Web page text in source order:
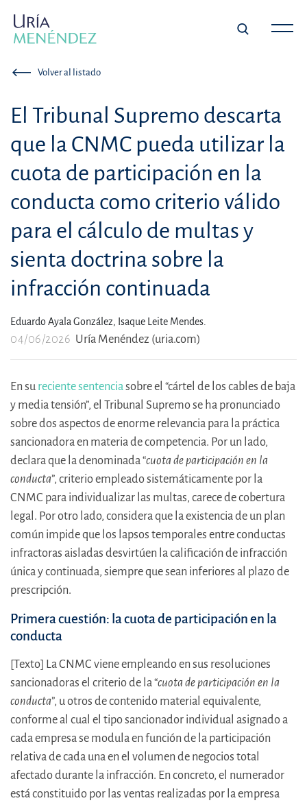
Volver al listado
El Tribunal Supremo descarta
que la CNMC pueda utilizar la
cuota de participación en la
conducta como criterio válido
para el cálculo de multas y
sienta doctrina sobre la
infracción continuada
Eduardo Ayala González, Isaque Leite Mendes.
04/06/2026 Uría Menéndez (uria.com)
En su reciente sentenciasobre el “cártel de los cables de baja
y media tensión”, el Tribunal Supremo se ha pronunciado
sobre dos aspectos de enorme relevancia para la práctica
sancionadora en materia de competencia. Por un lado,
declara que la denominada “cuota de participación en la
conducta”, criterio empleado sistemáticamente por la
CNMC para individualizar las multas, carece de cobertura
legal. Por otro lado, considera que la existencia de un plan
común impide que los lapsos temporales entre conductas
infractoras aisladas desvirtúen la calificación de infracción
única y continuada, siempre que sean inferiores al plazo de
prescripción.
Primera cuestión: la cuota de participación en la
conducta
[Texto] La CNMC viene empleando en sus resoluciones
sancionadoras el criterio de la “cuota de participación en la
conducta”, u otros de contenido material equivalente,
conforme al cual el tipo sancionador individual asignado a
cada empresa se modula en función de la participación
relativa de cada una en el volumen de negocios total
afectado durante la infracción. En concreto, el numerador
está constituido por las ventas realizadas por la empresa